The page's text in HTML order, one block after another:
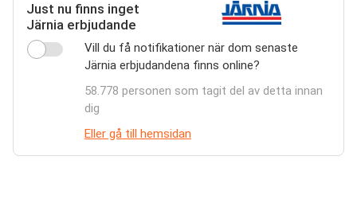
Just nu finns inget
Järnia erbjudande
Vill du få notifikationer när dom senaste
Järnia erbjudandena finns online?
58.778 personen som tagit del av detta innan
dig
Eller gå till hemsidan